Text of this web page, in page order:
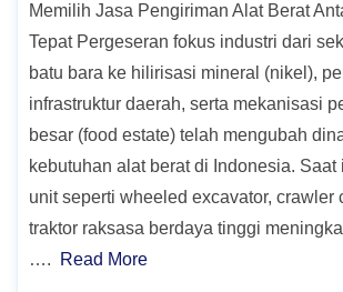
Memilih Jasa Pengiriman Alat Berat
Tepat Pergeseran fokus industri dari
batu bara ke hilirisasi mineral (nikel),
infrastruktur daerah, serta mekanisasi
besar (food estate) telah mengubah
kebutuhan alat berat di Indonesia. Saat
unit seperti wheeled excavator, crawler
traktor raksasa berdaya tinggi
….
Read More